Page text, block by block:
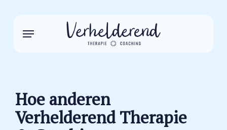
content
Menu
Hoe anderen
Verhelderend Therapie